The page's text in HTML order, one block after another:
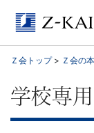
学
習
参
考
Ｚ会トップ> Ｚ会の本
学校専